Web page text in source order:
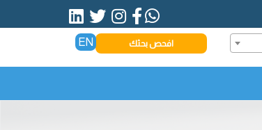
افحص بحثك EN